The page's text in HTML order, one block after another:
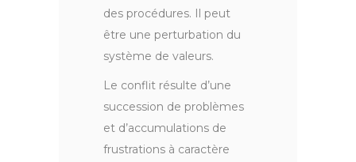
des procédures. Il peut
être une perturbation du
système de valeurs.
Le conflit résulte d’une
succession de problèmes
et d’accumulations de
frustrations à caractère